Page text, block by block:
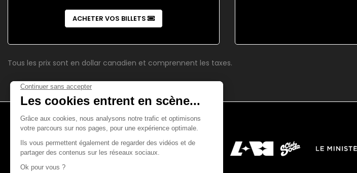
ACHETER VOS BILLETS
Tous les prix sont en dollar canadien et comprennent les taxes.
4521, boul. Saint-Laurent